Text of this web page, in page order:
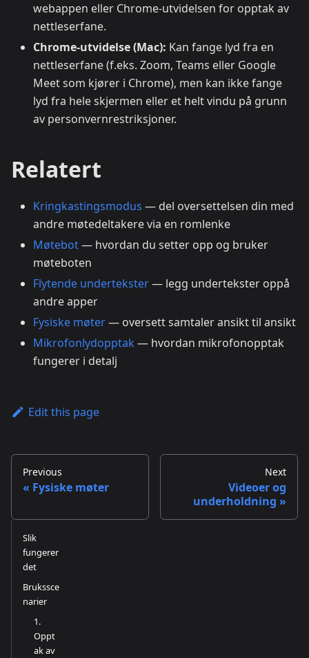
webappen eller Chrome-utvidelsen for opptak av
nettleserfane.
Chrome-utvidelse (Mac): Kan fange lyd fra en
nettleserfane (f.eks. Zoom, Teams eller Google
Meet som kjører i Chrome), men kan ikke fange
lyd fra hele skjermen eller et helt vindu på grunn
av personvernrestriksjoner.
Relatert
Kringkastingsmodus — del oversettelsen din med
andre møtedeltakere via en romlenke
Møtebot— hvordan du setter opp og bruker
møteboten
Flytende undertekster— legg undertekster oppå
andre apper
Fysiske møter— oversett samtaler ansikt til ansikt
Mikrofonlydopptak— hvordan mikrofonopptak
fungerer i detalj
Edit this page
Previous
Fysiske møter
Next
Videoer og
underholdning
Slik
fungerer
det
Brukssce
narier
1.
Oppt
ak av